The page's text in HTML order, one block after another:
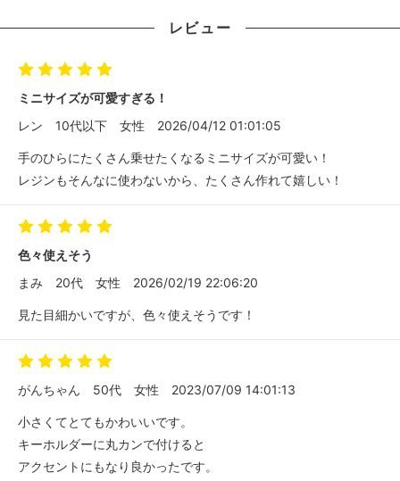
レビュー
ミニサイズが可愛すぎる！
レン
10代以下 女性 2026/04/12 01:01:05
手のひらにたくさん乗せたくなるミニサイズが可愛い！
レジンもそんなに使わないから、たくさん作れて嬉しい！
色々使えそう
まみ
20代 女性 2026/02/19 22:06:20
見た目細かいですが、色々使えそうです！
がんちゃん 50代 女性 2023/07/09 14:01:13
小さくてとてもかわいいです。
キーホルダーに丸カンで付けると
アクセントにもなり良かったです。